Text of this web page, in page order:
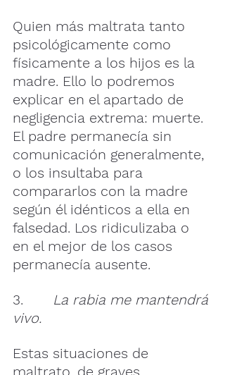
Quien más maltrata tanto
psicológicamente como
físicamente a los hijos es la
madre. Ello lo podremos
explicar en el apartado de
negligencia extrema: muerte.
El padre permanecía sin
comunicación generalmente,
o los insultaba para
compararlos con la madre
según él idénticos a ella en
falsedad. Los ridiculizaba o
en el mejor de los casos
permanecía ausente.
3. La rabia me mantendrá
vivo.
Estas situaciones de
maltrato, de graves